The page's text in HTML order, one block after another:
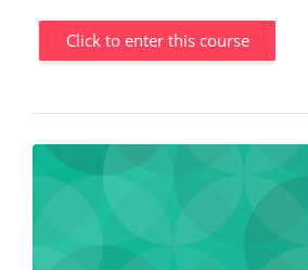
Click to enter this course